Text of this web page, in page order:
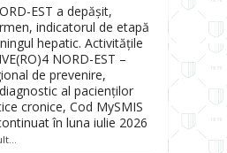
EST a depășit,
indicatorul de etapă
hepatic. Activitățile
NORD-EST –
de prevenire,
al pacienților
cronice, Cod MySMIS
în luna iulie 2026